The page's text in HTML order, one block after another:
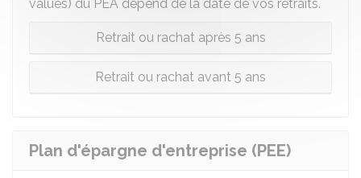
values) du PEA dépend de la date de vos retraits.
Retrait ou rachat après 5 ans
Retrait ou rachat avant 5 ans
Plan d'épargne d'entreprise (PEE)